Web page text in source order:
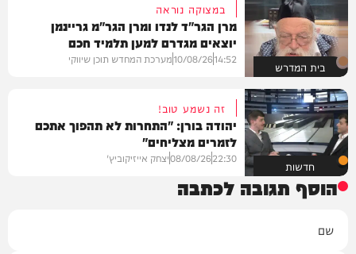
בית המדרש
במצוקה נוראה
מרן הגר"ד לנדו ומרן הגר"מ גריינמן
יוצאים מגדרם למען תלמיד חכם
14:52
10/08/26מערכת המחדש תוכן שיווקי
חדשות
זה נשמע טוב!
יהודה בורן: "התחרות לא תהפוך אתכם
לזמרים מצליחים"
22:30
08/08/26יצחק אייזיקוביץ'
הוסף תגובה לכתבה